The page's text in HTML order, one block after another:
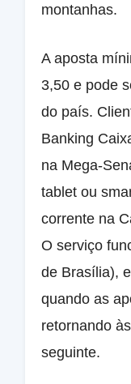
montanhas.
A aposta
3,50 e pode
do país.
Banking
na Mega-
tablet ou
corrente na
O serviço
de Brasília),
quando as
retornando
seguinte.